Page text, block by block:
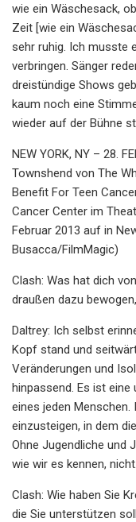
wie ein Wäschesack,
Zeit [wie ein
sehr ruhig. Ich musste
verbringen. Sänger
dreistündige Shows
kaum noch eine
wieder auf der Bühne
NEW YORK, NY – 28.
Townshend von The
Benefit For Teen
Cancer Center im
Februar 2013 auf in
Busacca/FilmMagic)
Clash: Was hat dich
draußen dazu
Daltrey: Ich selbst
Kopf stand und
Veränderungen und
hinpassend. Es ist
eines jeden Menschen.
einzusteigen, in dem
Ohne Jugendliche und
wie wir es kennen, nicht.
Clash: Wie haben Sie
die Sie unterstützen